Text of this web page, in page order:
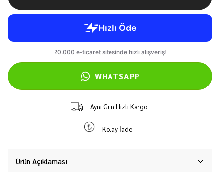
WHATSAPP
Aynı Gün Hızlı Kargo
Kolay İade
Ürün Açıklaması